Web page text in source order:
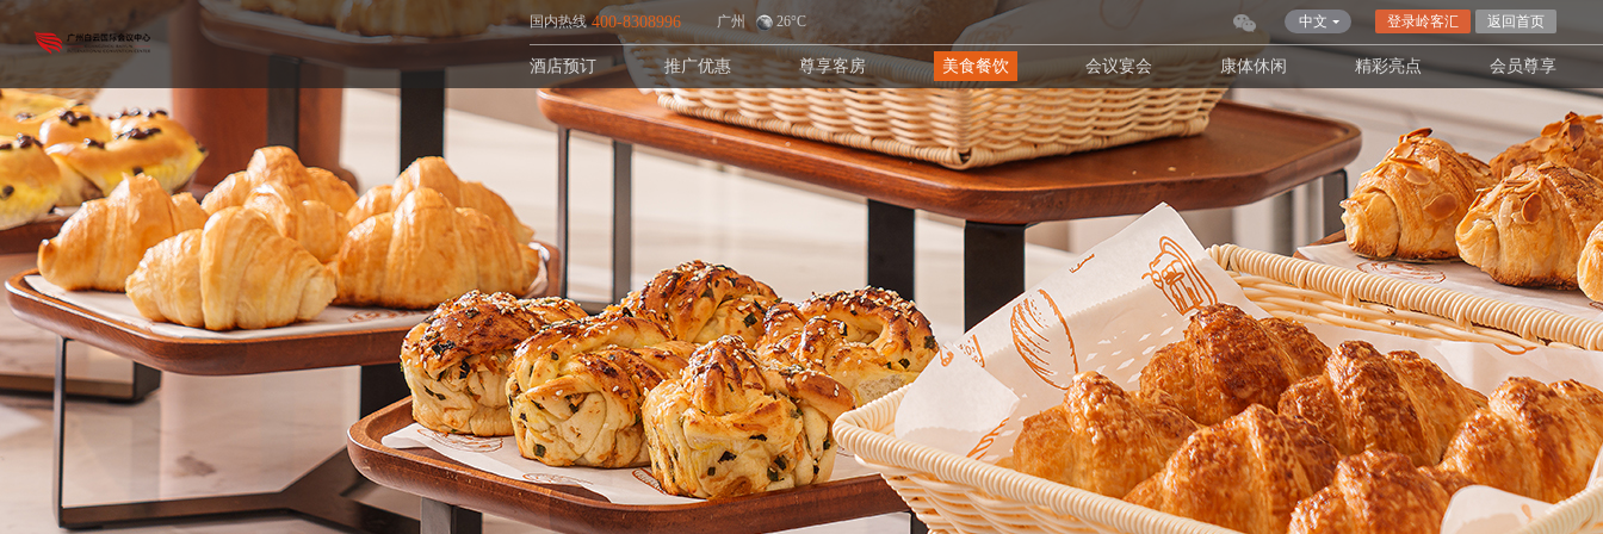
国内热线 400-8308996 广州 26°C 登录岭客汇 返回首页
中文
酒店预订 推广优惠 尊享客房 美食餐饮 会议宴会 康体休闲 精彩亮点 会员尊享